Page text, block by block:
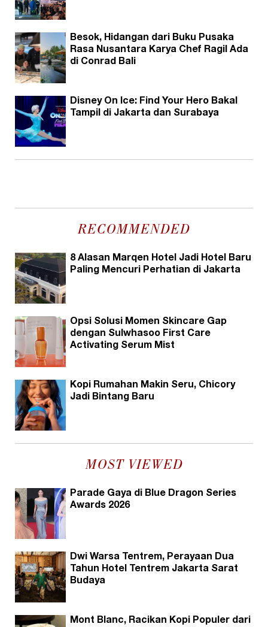
Besok, Hidangan dari Buku Pusaka
Rasa Nusantara Karya Chef Ragil Ada
di Conrad Bali
Disney On Ice: Find Your Hero Bakal
Tampil di Jakarta dan Surabaya
RECOMMENDED
8 Alasan Marqen Hotel Jadi Hotel Baru
Paling Mencuri Perhatian di Jakarta
Opsi Solusi Momen Skincare Gap
dengan Sulwhasoo First Care
Activating Serum Mist
Kopi Rumahan Makin Seru, Chicory
Jadi Bintang Baru
MOST VIEWED
Parade Gaya di Blue Dragon Series
Awards 2026
Dwi Warsa Tentrem, Perayaan Dua
Tahun Hotel Tentrem Jakarta Sarat
Budaya
Mont Blanc, Racikan Kopi Populer dari